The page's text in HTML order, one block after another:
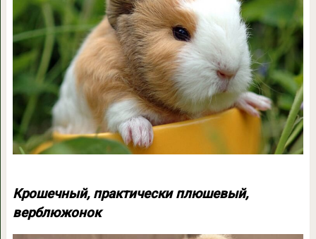
Крошечный, практически плюшевый,
верблюжонок